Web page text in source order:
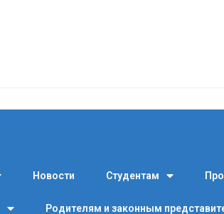
Новости Студентам
Родителям и законным